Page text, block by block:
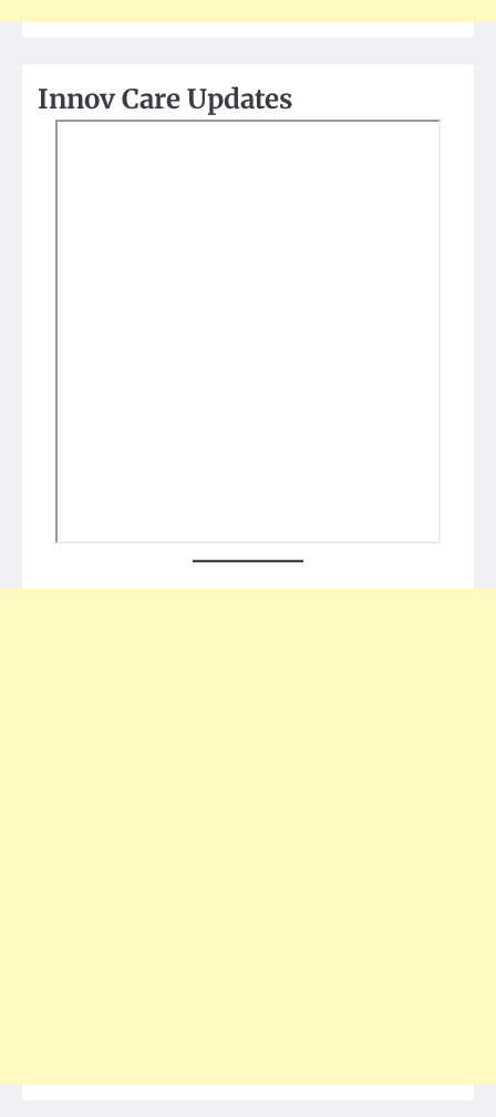
Innov Care Updates